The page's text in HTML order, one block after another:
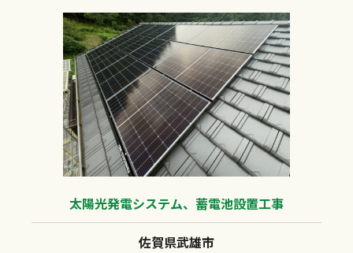
太陽光発電システム、蓄電池設置工事
佐賀県武雄市